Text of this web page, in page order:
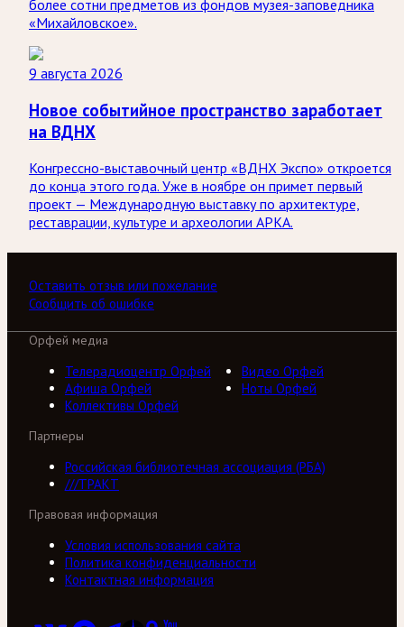
более сотни предметов из фондов музея-заповедника
«Михайловское».
9 августа 2026
Новое событийное пространство заработает
на ВДНХ
Конгрессно-выставочный центр «ВДНХ Экспо» откроется
до конца этого года. Уже в ноябре он примет первый
проект — Международную выставку по архитектуре,
реставрации, культуре и археологии АРКА.
Оставить отзыв или пожелание
Сообщить об ошибке
Орфей медиа
Телерадиоцентр Орфей
Видео Орфей
Афиша Орфей
Ноты Орфей
Коллективы Орфей
Партнеры
Российская библиотечная ассоциация (РБА)
///ТРАКТ
Правовая информация
Условия использования сайта
Политика конфиденциальности
Контактная информация